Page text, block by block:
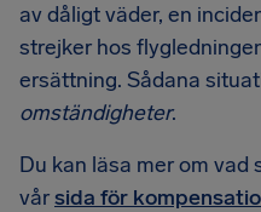
av dåligt väder, en
strejker hos
ersättning. Sådana
omständigheter.
Du kan läsa mer om vad
vårsida för